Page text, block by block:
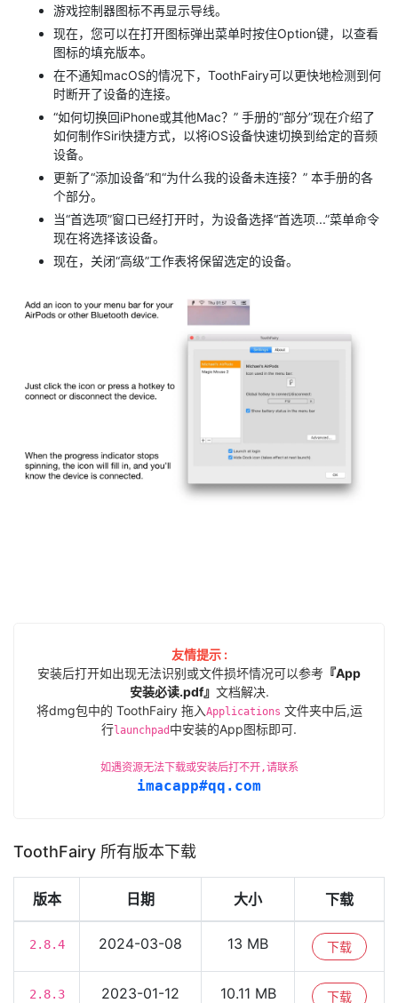
游戏控制器图标不再显示导线。
现在，您可以在打开图标弹出菜单时按住Option键，以查看
图标的填充版本。
在不通知macOS的情况下，ToothFairy可以更快地检测到何
时断开了设备的连接。
“如何切换回iPhone或其他Mac？” 手册的“部分”现在介绍了
如何制作Siri快捷方式，以将iOS设备快速切换到给定的音频
设备。
更新了“添加设备”和“为什么我的设备未连接？” 本手册的各
个部分。
当“首选项”窗口已经打开时，为设备选择“首选项...”菜单命令
现在将选择该设备。
现在，关闭“高级”工作表将保留选定的设备。
友情提示 :
安装后打开如出现无法识别或文件损坏情况可以参考 『App
安装必读.pdf』 文档解决.
将dmg包中的 ToothFairy 拖入Applications 文件夹中后,运
行launchpad 中安装的App图标即可.
如遇资源无法下载或安装后打不开,请联系
imacapp#qq.com
ToothFairy 所有版本下载
版本 日期 大小 下载
2.8.4 2024-03-08 13 MB 下载
2.8.3 2023-01-12 10.11 MB 下载